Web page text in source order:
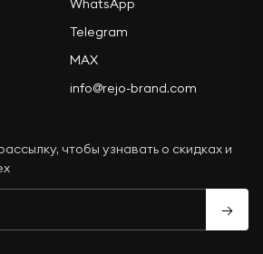
WhatsApp
Telegram
MAX
info@rejo-brand.com
чтобы узнавать о скидках и
→